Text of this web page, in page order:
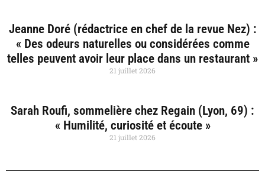
Jeanne Doré (rédactrice en chef de la revue Nez) :
« Des odeurs naturelles ou considérées comme
telles peuvent avoir leur place dans un restaurant »
21 juillet 2026
Sarah Roufi, sommelière chez Regain (Lyon, 69) :
« Humilité, curiosité et écoute »
21 juillet 2026